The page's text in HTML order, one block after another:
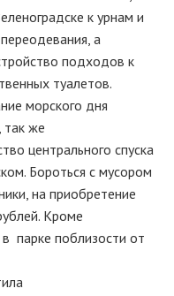
к урнам и
а
подходов к
туалетов.
морского дня
так же
центрального спуска
Бороться с мусором
на приобретение
Кроме
парке поблизости от